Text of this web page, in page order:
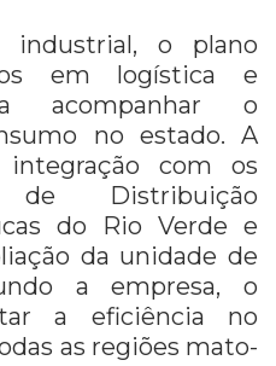
industrial, o plano
em logística e
acompanhar o
no estado. A
com os
Distribuição
do Rio Verde e
da unidade de
a empresa, o
a eficiência no
as regiões mato-